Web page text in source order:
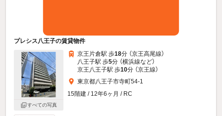
プレシス八王子の賃貸物件
すべての写真
京王片倉駅 歩18分 （京王高尾線）
八王子駅 歩5分 （横浜線など）
京王八王子駅 歩10分 （京王線）
東京都八王子市寺町54-1
15階建 / 12年6ヶ月 / RC